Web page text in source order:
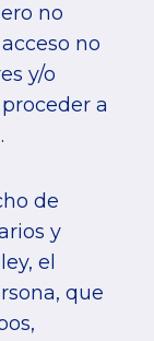
no
no
y/o
a
de
y
el
que